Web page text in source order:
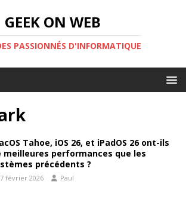
GEEK ON WEB
PASSIONNÉS D'INFORMATIQUE
Tahoe, iOS 26, et iPadOS 26 ont-ils
meilleures performances que les
précédents ?
7 février 2026 Paul